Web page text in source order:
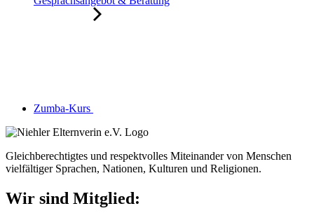
Zumba-Kurs
Gleichberechtigtes und respektvolles Miteinander von Menschen
vielfältiger Sprachen, Nationen, Kulturen und Religionen.
Wir sind Mitglied: